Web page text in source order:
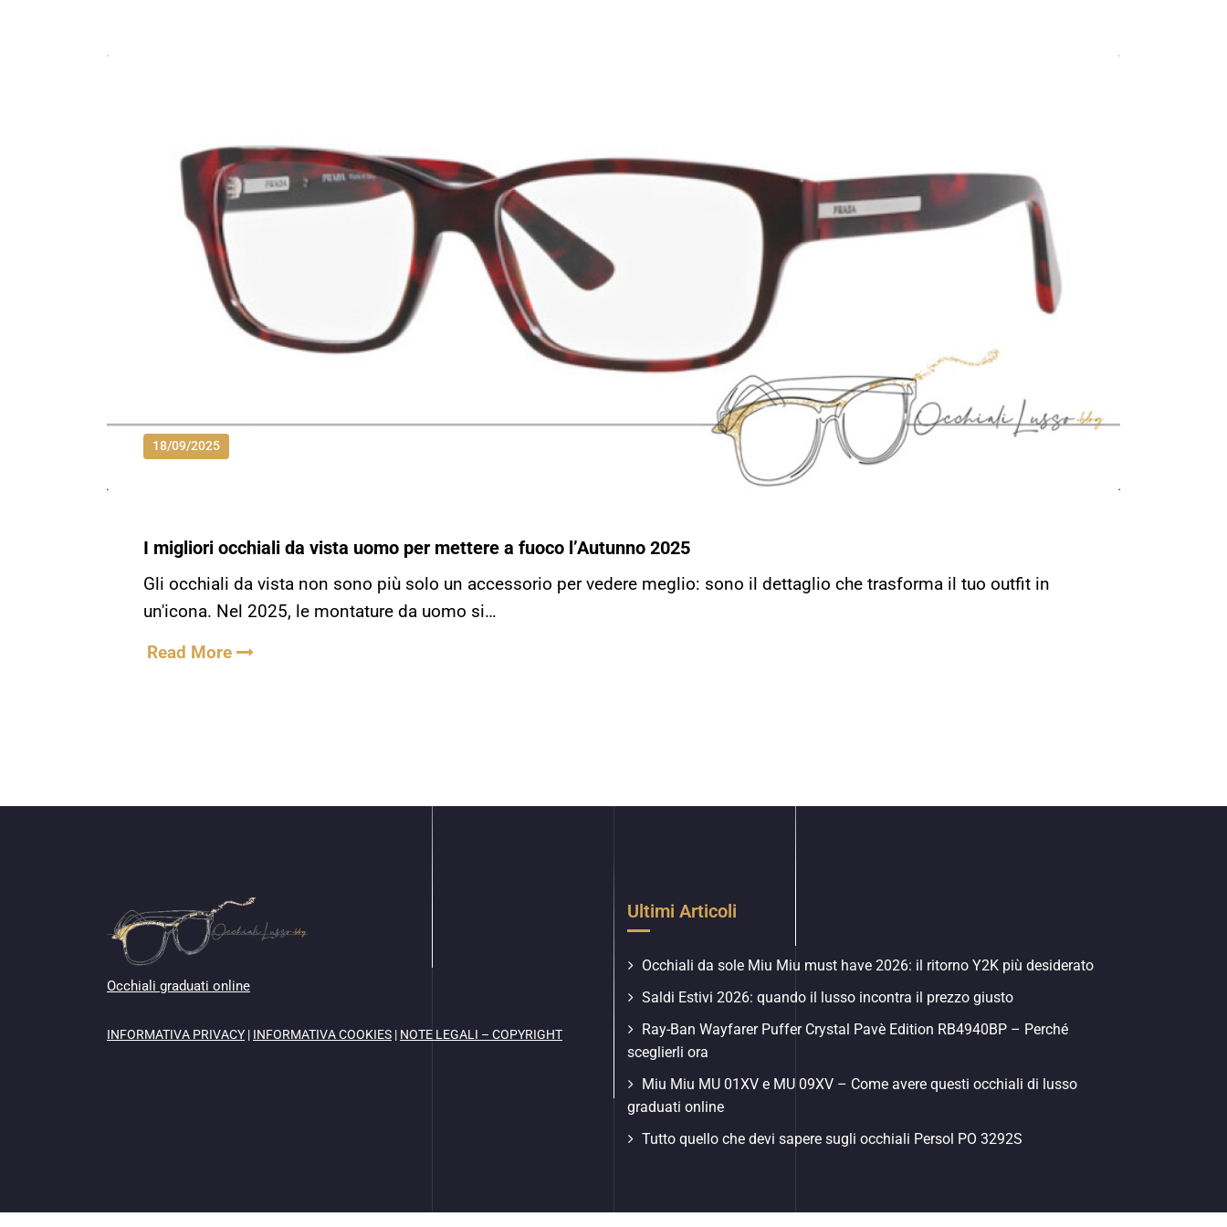
18/09/2025
I migliori occhiali da vista uomo per mettere a fuoco l’Autunno 2025
Gli occhiali da vista non sono più solo un accessorio per vedere meglio: sono il dettaglio che trasforma il tuo outfit in
un'icona. Nel 2025, le montature da uomo si…
Read More
Occhiali graduati online
INFORMATIVA PRIVACY | INFORMATIVA COOKIES | NOTE LEGALI – COPYRIGHT
Ultimi Articoli
Occhiali da sole Miu Miu must have 2026: il ritorno Y2K più desiderato
Saldi Estivi 2026: quando il lusso incontra il prezzo giusto
Ray-Ban Wayfarer Puffer Crystal Pavè Edition RB4940BP – Perché
sceglierli ora
Miu Miu MU 01XV e MU 09XV – Come avere questi occhiali di lusso
graduati online
Tutto quello che devi sapere sugli occhiali Persol PO 3292S